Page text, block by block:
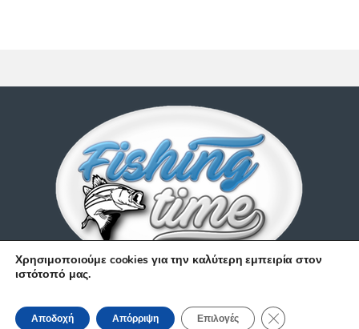
210 9514 529
Χρησιμοποιούμε cookies για την καλύτερη εμπειρία στον
ιστότοπό μας.
Αποδοχή Απόρριψη Επιλογές Κλείσιμο του